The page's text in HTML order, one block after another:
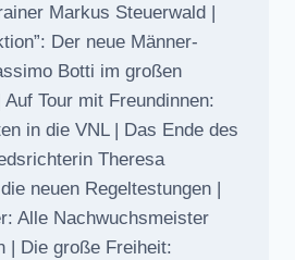
Markus Steuerwald |
Der neue Männer-
Botti im großen
Tour mit Freundinnen:
in die VNL | Das Ende des
Theresa
neuen Regeltestungen |
Alle Nachwuchsmeister
| Die große Freiheit: